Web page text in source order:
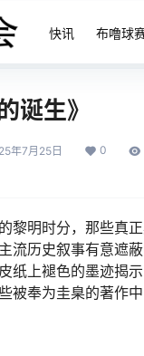
快讯 布噜球
诞生》
25年7月25日 0
黎明时分，那些真
流历史叙事有意遮
纸上褪色的墨迹揭
被奉为圭臬的著作